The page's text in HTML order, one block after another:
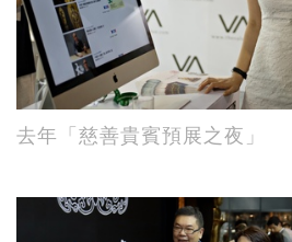
去年「慈善貴賓預展之夜」